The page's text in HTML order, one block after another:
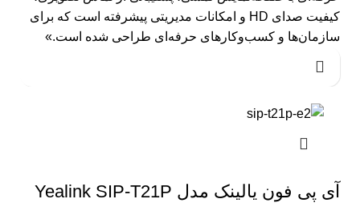
کیفیت صدای HD و امکانات مدیریتی پیشرفته است که برای
سازمان‌ها و کسب‌وکارهای حرفه‌ای طراحی شده است.»
آی پی فون یالینک مدل Yealink SIP-T21P